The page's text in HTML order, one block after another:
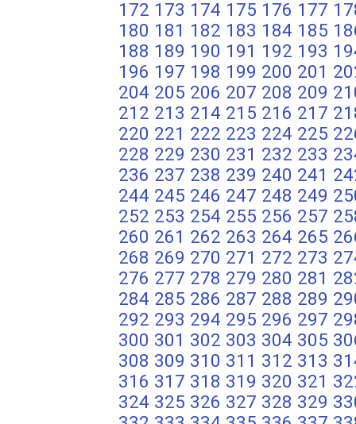
172 173 174 175 176 177
180 181 182 183 184 185
188 189 190 191 192 193
196 197 198 199 200 201
204 205 206 207 208 209
212 213 214 215 216 217
220 221 222 223 224 225
228 229 230 231 232 233
236 237 238 239 240 241
244 245 246 247 248 249
252 253 254 255 256 257
260 261 262 263 264 265
268 269 270 271 272 273
276 277 278 279 280 281
284 285 286 287 288 289
292 293 294 295 296 297
300 301 302 303 304 305
308 309 310 311 312 313
316 317 318 319 320 321
324 325 326 327 328 329